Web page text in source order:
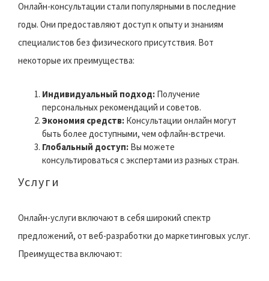
Онлайн-консультации стали популярными в последние
годы. Они предоставляют доступ к опыту и знаниям
специалистов без физического присутствия. Вот
некоторые их преимущества:
Индивидуальный подход: Получение
персональных рекомендаций и советов.
Экономия средств: Консультации онлайн могут
быть более доступными, чем офлайн-встречи.
Глобальный доступ: Вы можете
консультироваться с экспертами из разных стран.
Услуги
Онлайн-услуги включают в себя широкий спектр
предложений, от веб-разработки до маркетинговых услуг.
Преимущества включают: